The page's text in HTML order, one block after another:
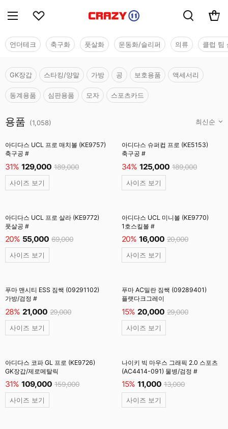
언더테크 축구화 풋살화 운동화/슬리퍼 의류 클럽 팀
GK장갑 스타킹/양말 가방 공 보호용품 액세서리
동계용품 심판용품 모자 스포츠카드
용품 (1,058)
아디다스 UCL 프로 매치볼 (KE9757)
축구공 #
31% 129,000 189,000
사이즈 보기
아디다스 슈퍼컵 프로 (KE5153)
축구공 #
34% 125,000 189,000
사이즈 보기
아디다스 UCL 프로 살라 (KE9772)
풋살공 #
20% 55,000 69,000
사이즈 보기
아디다스 UCL 미니볼 (KE9770)
1호스킬볼 #
20% 16,000 20,000
사이즈 보기
푸마 맨시티 ESS 짐쌕 (09291102)
가방/검정 #
28% 21,000 29,000
사이즈 보기
푸마 AC밀란 짐쌕 (09289401)
플랫다크그레이
15% 20,000 29,000
사이즈 보기
아디다스 코파 GL 프로 (KE9726)
GK장갑/제로메탈릭
31% 109,000 159,000
사이즈 보기
나이키 빅 마우스 그래픽 2.0 스포츠
(AC4414-091) 물병/검정 #
15% 11,000 13,000
사이즈 보기